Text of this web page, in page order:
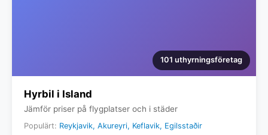
101 uthyrningsföretag
Hyrbil i Island
Jämför priser på flygplatser och i städer
Populärt: Reykjavik, Akureyri, Keflavik, Egilsstaðir